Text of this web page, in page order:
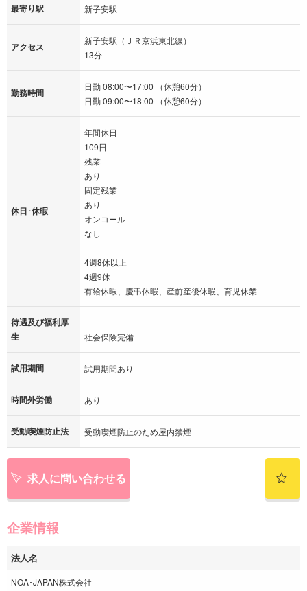
最寄り駅 新子安駅
アクセス
新子安駅（ＪＲ京浜東北線）
13分
勤務時間
日勤 08:00〜17:00 （休憩60分）
日勤 09:00〜18:00 （休憩60分）
休日･休暇
年間休日
109日
残業
あり
固定残業
あり
オンコール
なし
4週8休以上
4週9休
有給休暇、慶弔休暇、産前産後休暇、育児休業
待遇及び福利厚
生
社会保険完備
試用期間 試用期間あり
時間外労働 あり
受動喫煙防止法 受動喫煙防止のため屋内禁煙
求人に問い合わせる
企業情報
法人名
NOA･JAPAN株式会社